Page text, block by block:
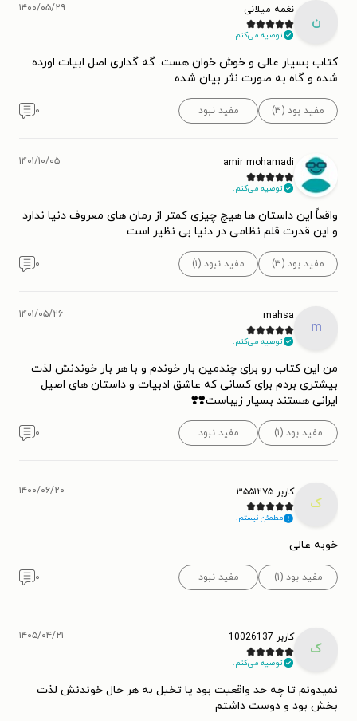
ن
نغمه میلانی
توصیه می‌کنم.
۱۴۰۰/۰۵/۲۹
کتاب بسیار عالی و خوش خوان هست. گه گداری اصل ابیات اورده
شده و گاه به صورت نثر بیان شده.
مفید بود (۳) مفید نبود ۰
amir mohamadi
توصیه می‌کنم.
۱۴۰۱/۱۰/۰۵
واقعاً این داستان ها هیچ چیزی کمتر از رمان های معروف دنیا ندارد
و این قدرت قلم نظامی در دنیا بی نظیر است
مفید بود (۳) مفید نبود (۱) ۰
m
mahsa
توصیه می‌کنم.
۱۴۰۱/۰۵/۲۶
من این کتاب رو برای چندمین بار خوندم و با هر بار خوندنش لذت
بیشتری بردم برای کسانی که عاشق ادبیات و داستان های اصیل
ایرانی هستند بسیار زیباست⁦❣️⁩⁦❣️⁩
مفید بود (۱) مفید نبود ۰
ک
کاربر ۳۵۵۱۲۷۵
مطمئن نیستم.
۱۴۰۰/۰۶/۲۰
خوبه عالی
مفید بود (۱) مفید نبود ۰
ک
کاربر 10026137
توصیه می‌کنم.
۱۴۰۵/۰۴/۲۱
نمیدونم تا چه حد واقعیت بود یا تخیل به هر حال خوندنش لذت
بخش بود و دوست داشتم